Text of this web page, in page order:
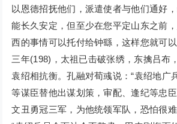
以恩德招抚他们，派遣使者与他们通好
能长久安定，但至少在您平定山东之前
西的事情可以托付给钟繇，这样您就可
三年(198)，太祖已击破张绣，东擒吕布
袁绍相抗衡。孔融对荀彧说：“袁绍地广
等谋臣替他出谋划策，审配、逢纪等忠臣
文丑勇冠三军，为他统领军队，恐怕很难